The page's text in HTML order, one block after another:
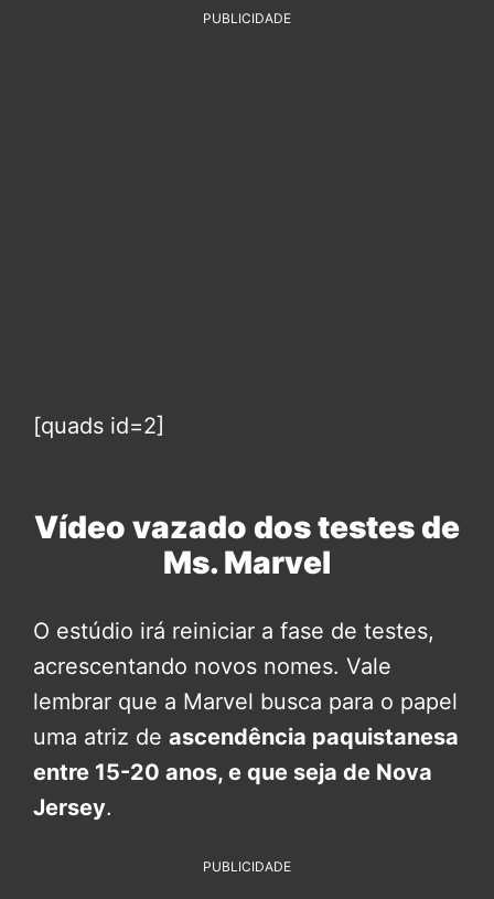
PUBLICIDADE
[quads id=2]
Vídeo vazado dos testes de
Ms. Marvel
O estúdio irá reiniciar a fase de testes,
acrescentando novos nomes. Vale
lembrar que a Marvel busca para o papel
uma atriz de ascendência paquistanesa
entre 15-20 anos, e que seja de Nova
Jersey.
PUBLICIDADE